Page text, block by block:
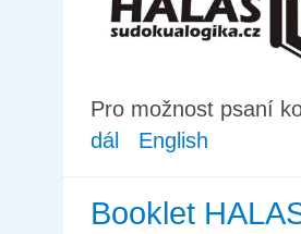
Pro možnost psaní
dál
English
Booklet